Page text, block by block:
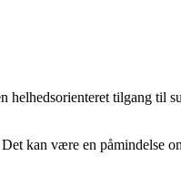
helhedsorienteret tilgang til
kan være en påmindelse